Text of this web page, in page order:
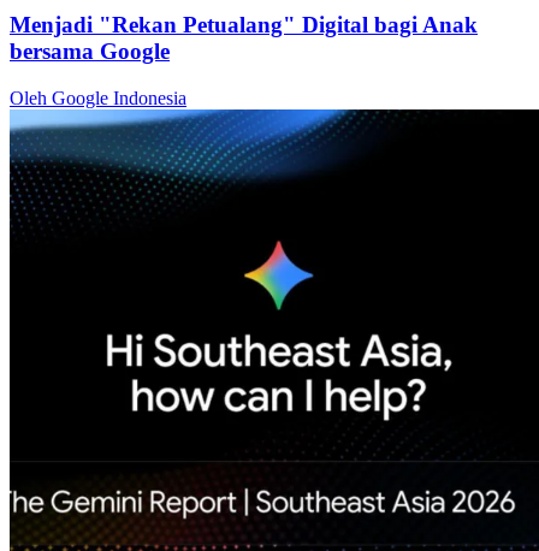
Menjadi "Rekan Petualang" Digital bagi Anak
bersama Google
Oleh Google Indonesia